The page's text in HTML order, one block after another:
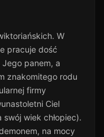
W
pracuje dość
Jego panem, a
znakomitego rodu
firmy
Ciel
wiek chłopiec).
na mocy